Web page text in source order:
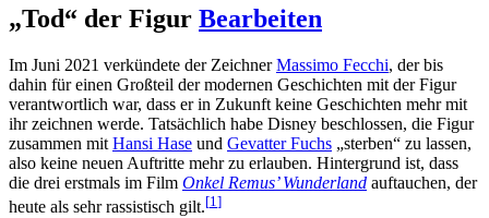
„Tod“ der Figur Bearbeiten
Im Juni 2021 verkündete der ZeichnerMassimo Fecchi, der bis
dahin für einen Großteil der modernen Geschichten mit der Figur
verantwortlich war, dass er in Zukunft keine Geschichten mehr mit
ihr zeichnen werde. Tatsächlich habe Disney beschlossen, die Figur
zusammen mit Hansi Hase und Gevatter Fuchs „sterben“ zu lassen,
also keine neuen Auftritte mehr zu erlauben. Hintergrund ist, dass
die drei erstmals im Film Onkel Remus’ Wunderland auftauchen, der
heute als sehr rassistisch gilt.[1 ]